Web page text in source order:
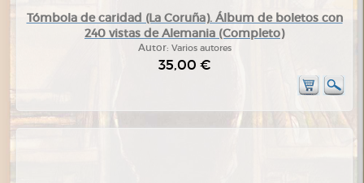
Tómbola de caridad (La Coruña). Álbum de boletos con
240 vistas de Alemania (Completo)
Autor: Varios autores
35,00 €